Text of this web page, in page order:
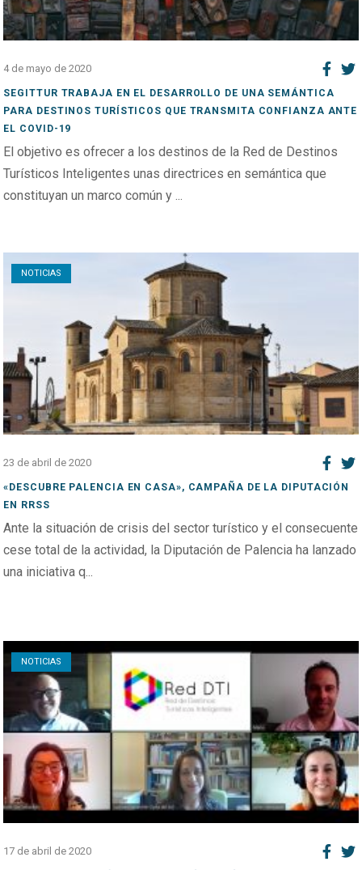
4 de mayo de 2020
SEGITTUR TRABAJA EN EL DESARROLLO DE UNA SEMÁNTICA
PARA DESTINOS TURÍSTICOS QUE TRANSMITA CONFIANZA ANTE
EL COVID-19
El objetivo es ofrecer a los destinos de la Red de Destinos
Turísticos Inteligentes unas directrices en semántica que
constituyan un marco común y ...
NOTICIAS
Open post
23 de abril de 2020
«DESCUBRE PALENCIA EN CASA», CAMPAÑA DE LA DIPUTACIÓN
EN RRSS
Ante la situación de crisis del sector turístico y el consecuente
cese total de la actividad, la Diputación de Palencia ha lanzado
una iniciativa q...
NOTICIAS
Open post
17 de abril de 2020